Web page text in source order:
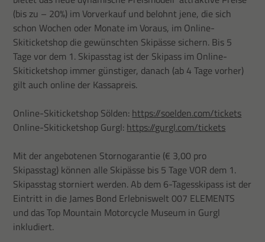
(bis zu – 20%) im Vorverkauf und belohnt jene, die sich
schon Wochen oder Monate im Voraus, im Online-
Skiticketshop die gewünschten Skipässe sichern. Bis 5
Tage vor dem 1. Skipasstag ist der Skipass im Online-
Skiticketshop immer günstiger, danach (ab 4 Tage vorher)
gilt auch online der Kassapreis.
Online-Skiticketshop Sölden: https://soelden.com/tickets
Online-Skiticketshop Gurgl: https://gurgl.com/tickets
Mit der angebotenen Stornogarantie (€ 3,00 pro
Skipasstag) können alle Skipässe bis 5 Tage VOR dem 1.
Skipasstag storniert werden. Ab dem 6-Tagesskipass ist der
Eintritt in die James Bond Erlebniswelt 007 ELEMENTS
und das Top Mountain Motorcycle Museum in Gurgl
inkludiert.